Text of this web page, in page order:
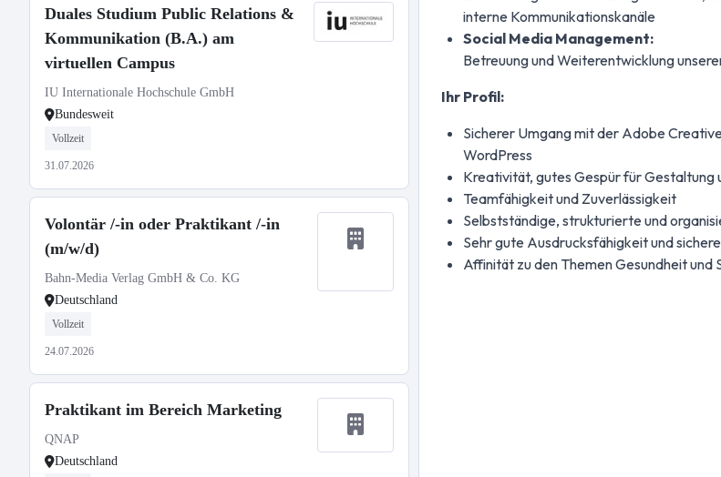
Duales Studium Public Relations &
Kommunikation (B.A.) am
virtuellen Campus
IU Internationale Hochschule GmbH
Bundesweit
Vollzeit
31.07.2026
Volontär /-in oder Praktikant /-in
(m/w/d)
Bahn-Media Verlag GmbH & Co. KG
Deutschland
Vollzeit
24.07.2026
Praktikant im Bereich Marketing
QNAP
Deutschland